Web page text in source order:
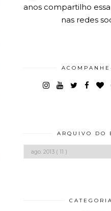
anos compartilho
nas redes
ARQUIVO DO